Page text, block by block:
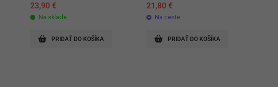
23,90 €
Na sklade
PRIDAŤ DO KOŠÍKA
21,80 €
Na ceste
PRIDAŤ DO KOŠÍKA